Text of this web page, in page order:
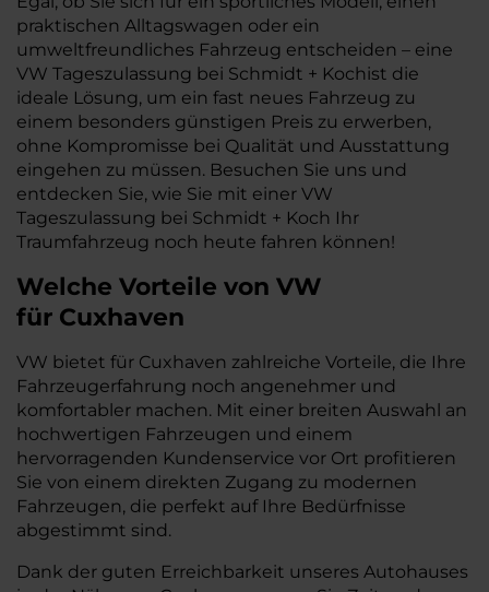
praktischen Alltagswagen oder ein
umweltfreundliches Fahrzeug entscheiden – eine
VW Tageszulassung bei Schmidt + Kochist die
ideale Lösung, um ein fast neues Fahrzeug zu
einem besonders günstigen Preis zu erwerben,
ohne Kompromisse bei Qualität und Ausstattung
eingehen zu müssen. Besuchen Sie uns und
entdecken Sie, wie Sie mit einer VW
Tageszulassung bei Schmidt + Koch Ihr
Traumfahrzeug noch heute fahren können!
Welche Vorteile von VW
für Cuxhaven
VW bietet für Cuxhaven zahlreiche Vorteile, die Ihre
Fahrzeugerfahrung noch angenehmer und
komfortabler machen. Mit einer breiten Auswahl an
hochwertigen Fahrzeugen und einem
hervorragenden Kundenservice vor Ort profitieren
Sie von einem direkten Zugang zu modernen
Fahrzeugen, die perfekt auf Ihre Bedürfnisse
abgestimmt sind.
Dank der guten Erreichbarkeit unseres Autohauses